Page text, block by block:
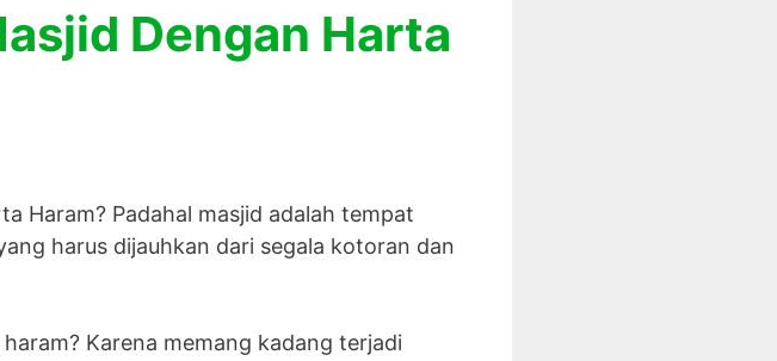
Dengan Harta
Haram? Padahal masjid adalah tempat
harus dijauhkan dari segala kotoran dan
Karena memang kadang terjadi